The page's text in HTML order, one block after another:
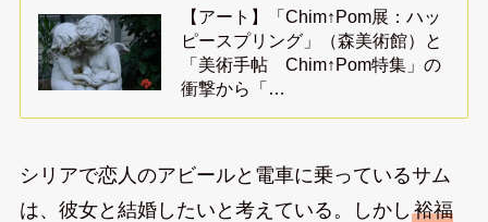
【アート】「Chim↑Pom展：ハッ
ピースプリング」（森美術館）と
「美術手帖 Chim↑Pom特集」の
衝撃から「…
シリアで恋人のアビールと電車に乗っているサム
は、彼女と結婚したいと考えている。しかし 裕福